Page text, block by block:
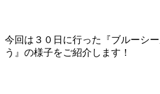
今回は３０日に行った『ブルーシ
う』の様子をご紹介します！